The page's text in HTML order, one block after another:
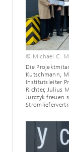
© Michael C.
Die
Kutschmann,
Institutsleiter
Richter, Julius
Jurczyk freuen